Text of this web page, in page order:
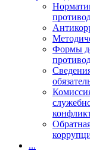
Формы
...